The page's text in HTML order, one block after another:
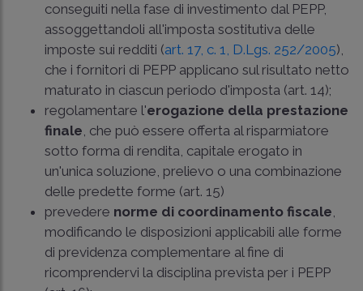
conseguiti nella fase di investimento dal PEPP,
assoggettandoli all'imposta sostitutiva delle
imposte sui redditi (art. 17, c. 1, D.Lgs. 252/2005),
che i fornitori di PEPP applicano sul risultato netto
maturato in ciascun periodo d'imposta (art. 14);
regolamentare l'erogazione della prestazione
finale, che può essere offerta al risparmiatore
sotto forma di rendita, capitale erogato in
un'unica soluzione, prelievo o una combinazione
delle predette forme (art. 15)
prevedere norme di coordinamento fiscale,
modificando le disposizioni applicabili alle forme
di previdenza complementare al fine di
ricomprendervi la disciplina prevista per i PEPP